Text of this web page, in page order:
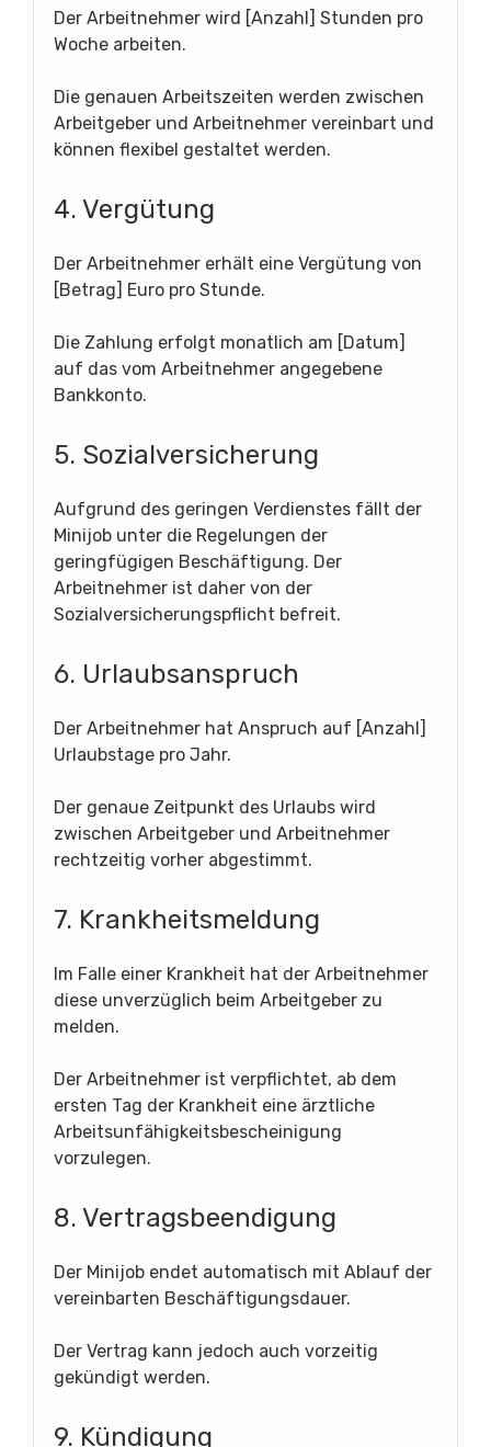
Der Arbeitnehmer wird [Anzahl] Stunden pro
Woche arbeiten.
Die genauen Arbeitszeiten werden zwischen
Arbeitgeber und Arbeitnehmer vereinbart und
können flexibel gestaltet werden.
4. Vergütung
Der Arbeitnehmer erhält eine Vergütung von
[Betrag] Euro pro Stunde.
Die Zahlung erfolgt monatlich am [Datum]
auf das vom Arbeitnehmer angegebene
Bankkonto.
5. Sozialversicherung
Aufgrund des geringen Verdienstes fällt der
Minijob unter die Regelungen der
geringfügigen Beschäftigung. Der
Arbeitnehmer ist daher von der
Sozialversicherungspflicht befreit.
6. Urlaubsanspruch
Der Arbeitnehmer hat Anspruch auf [Anzahl]
Urlaubstage pro Jahr.
Der genaue Zeitpunkt des Urlaubs wird
zwischen Arbeitgeber und Arbeitnehmer
rechtzeitig vorher abgestimmt.
7. Krankheitsmeldung
Im Falle einer Krankheit hat der Arbeitnehmer
diese unverzüglich beim Arbeitgeber zu
melden.
Der Arbeitnehmer ist verpflichtet, ab dem
ersten Tag der Krankheit eine ärztliche
Arbeitsunfähigkeitsbescheinigung
vorzulegen.
8. Vertragsbeendigung
Der Minijob endet automatisch mit Ablauf der
vereinbarten Beschäftigungsdauer.
Der Vertrag kann jedoch auch vorzeitig
gekündigt werden.
9. Kündigung